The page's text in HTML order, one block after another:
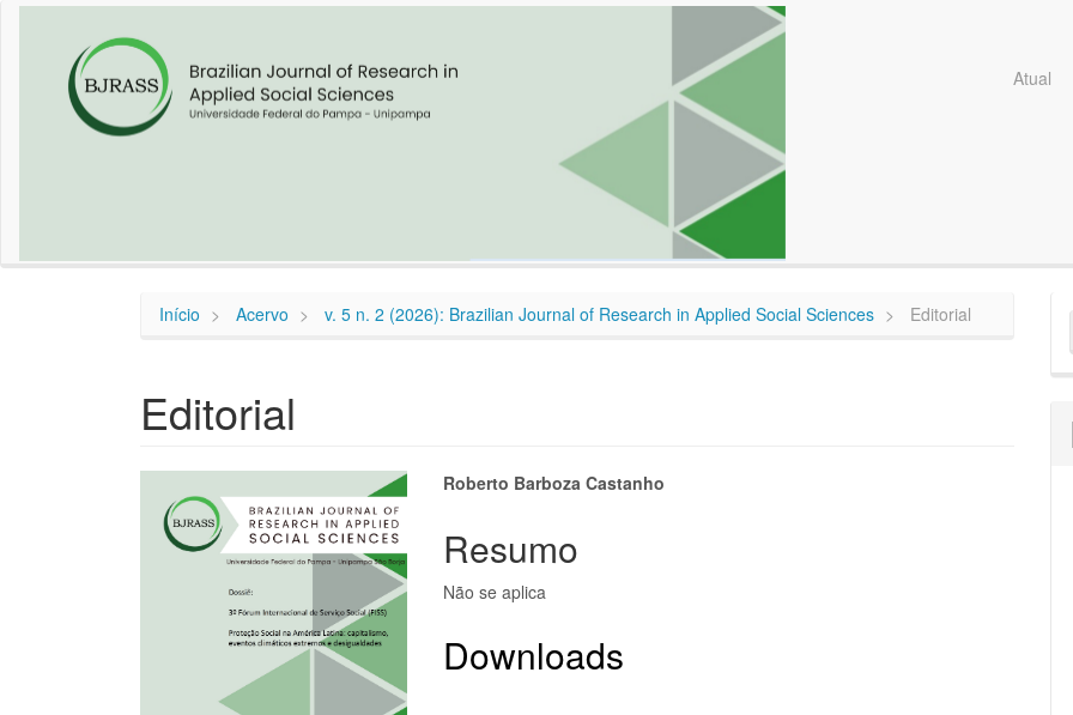
Navegação
Principal
Conteúdo
principal
Barra
Lateral
Atual
Início Acervo v. 5 n. 2 (2026): Brazilian Journal of Research in Applied Social Sciences Editorial
Editorial
Barra
lateral
artigos
Conteúdo
do
artigo
principal
Roberto Barboza Castanho
Resumo
Não se aplica
Downloads